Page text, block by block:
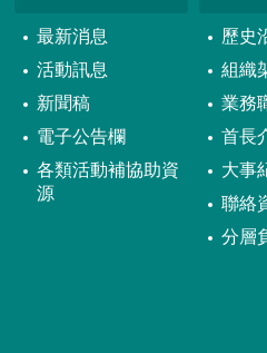
最新消息
活動訊息
新聞稿
電子公告欄
各類活動補協助資
源
歷史
組織
業務
首長
大事
聯絡
分層